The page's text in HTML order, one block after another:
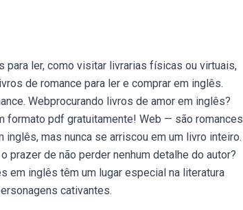
ler, como visitar livrarias físicas ou virtuais,
de romance para ler e comprar em inglês.
Webprocurando livros de amor em inglês?
formato pdf gratuitamente! Web — são romances
mas nunca se arriscou em um livro inteiro.
de não perder nenhum detalhe do autor?
em inglês têm um lugar especial na literatura
cativantes.